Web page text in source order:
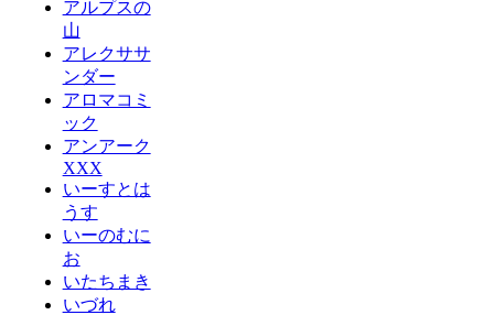
アルプスの
山
アレクササ
ンダー
アロマコミ
ック
アンアーク
XXX
いーすとは
うす
いーのむに
お
いたちまき
いづれ